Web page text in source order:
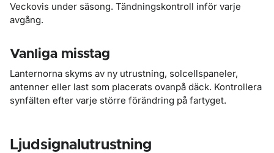
Veckovis under säsong. Tändningskontroll inför varje
avgång.
Vanliga misstag
Lanternorna skyms av ny utrustning, solcellspaneler,
antenner eller last som placerats ovanpå däck. Kontrollera
synfälten efter varje större förändring på fartyget.
Ljudsignalutrustning